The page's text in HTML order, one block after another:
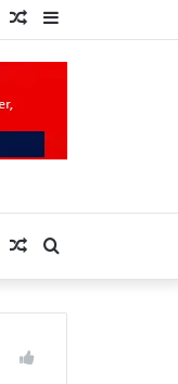
Sidebar
Random
Search
for
Random
Article